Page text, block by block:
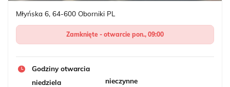
Młyńska 6, 64-600 Oborniki PL
Zamknięte - otwarcie pon., 09:00
Godziny otwarcia
niedziela
nieczynne